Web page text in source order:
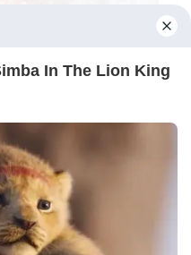
In The Lion King